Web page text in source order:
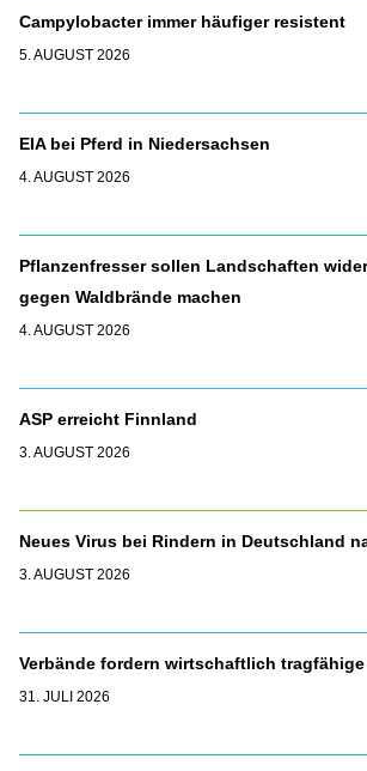
Campylobacter immer häufiger resistent
5. AUGUST 2026
EIA bei Pferd in Niedersachsen
4. AUGUST 2026
Pflanzenfresser sollen Landschaften
gegen Waldbrände machen
4. AUGUST 2026
ASP erreicht Finnland
3. AUGUST 2026
Neues Virus bei Rindern in Deutschland
3. AUGUST 2026
Verbände fordern wirtschaftlich tragfähige
31. JULI 2026